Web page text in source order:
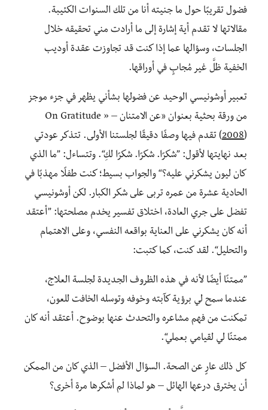
فضول تقريبًا حول ما جنيته أنا من تلك السنوات الكئيبة.
مقالاتها لا تقدم أية إشارة إلى ما أرادت مني تحقيقه خلال
الجلسات، وسؤالها عما إذا كنت قد تجاوزت عقدة أوديب
الخفية ظلَّ غير مُجابٍ في أوراقها.
تعبير أوشونيسي الوحيد عن فضولها بشأني يظهر في جزء موجز
من ورقة بحثية بعنوان «عن الامتنان – On Gratitude »
(2008 ) تقدم فيها وصفًا دقيقًا لجلستنا الأولى. تتذكر عودتي
بعد نهايتها لأقول: ”شكرًا. شكرًا. شكرًا لكِ“. وتتساءل: ”ما الذي
كان ليون يشكرني عليه؟“ والجواب بسيط؛ كنت طفلًا مهذبًا في
الحادية عشرة من عمره تربى على شكر الكبار. لكن أوشونيسي
تفضل على جري العادة، اختلاق تفسير يخدم مصلحتها: ”أعتقد
أنه كان يشكرني على العناية بواقعه النفسي، وعلى الاهتمام
والتحليل“. لقد كنت، كما كتبت:
”ممتنًا أيضًا لأنه في هذه الظروف الجديدة لجلسة العلاج،
عندما سمح لي برؤية كآبته وخوفه وتوسله الخافت للعون،
تمكنت من فهم مشاعره والتحدث عنها بوضوح. أعتقد أنه كان
ممتنًا لي لقيامي بعملي“.
كل ذلك عارٍ عن الصحة. السؤال الأفضل – الذي كان من الممكن
أن يخترق درعها الهائل – هو لماذا لم أشكرها مرة أخرى؟